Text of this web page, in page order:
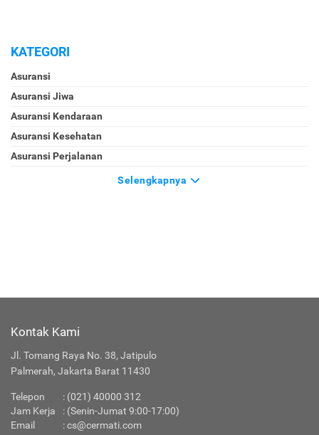
KATEGORI
Asuransi
Asuransi Jiwa
Asuransi Kendaraan
Asuransi Kesehatan
Asuransi Perjalanan
Selengkapnya
Kontak Kami
Jl. Tomang Raya No. 38, Jatipulo
Palmerah, Jakarta Barat 11430
Telepon : (021) 40000 312
Jam Kerja
: (Senin-Jumat 9:00-17:00)
Email
:cs@cermati.com